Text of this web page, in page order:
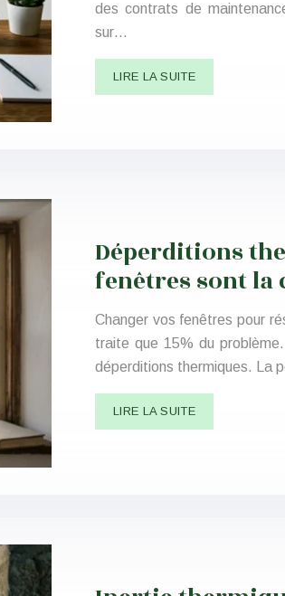
des contrats de
sur…
LIRE LA SUITE
Déperditions
fenêtres sont la
Changer vos fenêtres pour
traite que 15% du
déperditions thermiques. La
LIRE LA SUITE